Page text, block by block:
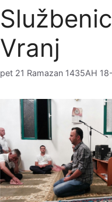
Vranj
pet 21 Ramazan 1435AH